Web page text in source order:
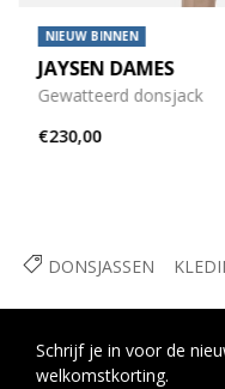
DONSJASSEN
NIEUW BINNEN
JAYSEN DAMES
Gewatteerd donsjack
€230,00
Schrijf je in voor de
welkomstkorting.